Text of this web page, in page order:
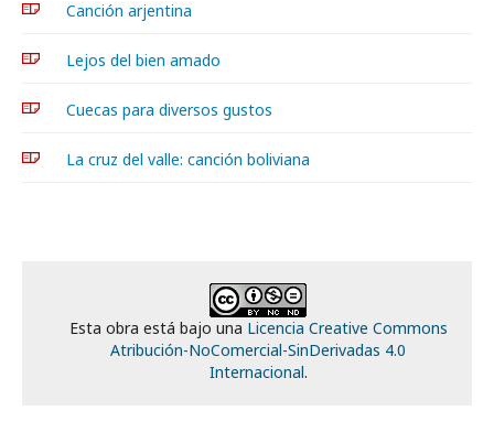
Canción arjentina
Lejos del bien amado
Cuecas para diversos gustos
La cruz del valle: canción boliviana
Esta obra está bajo una Licencia Creative Commons
Atribución-NoComercial-SinDerivadas 4.0
Internacional.